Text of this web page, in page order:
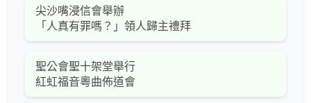
尖沙嘴浸信會舉辦
「人真有罪嗎？」領人歸主禮拜
聖公會聖十架堂舉行
紅虹福音粵曲佈道會